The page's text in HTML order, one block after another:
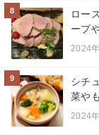
8
ロー
ープ
2024
9
シチ
菜や
2024